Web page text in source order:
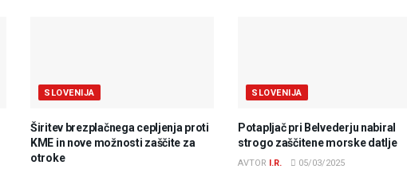
SLOVENIJA
Širitev brezplačnega cepljenja proti
KME in nove možnosti zaščite za
otroke
SLOVENIJA
Potapljač pri Belvederju nabiral
strogo zaščitene morske datlje
AVTOR I.R. 05/03/2025